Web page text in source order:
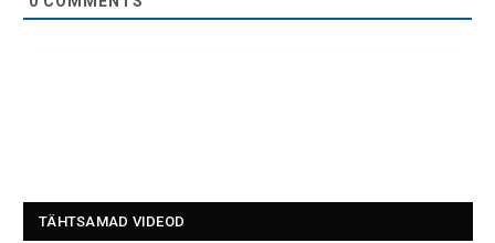
TÄHTSAMAD VIDEOD